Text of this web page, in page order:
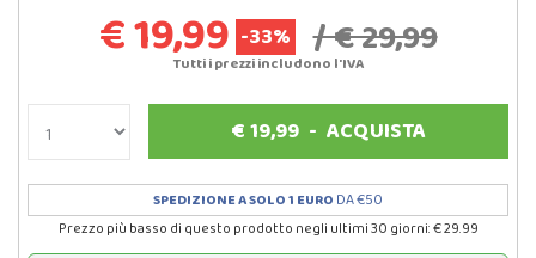
€ 19,99 -33% / € 29,99
Tutti i prezzi includono l'IVA
€19,99- ACQUISTA
SPEDIZIONE A SOLO 1 EURO DA €50
Prezzo più basso di questo prodotto negli ultimi 30 giorni: € 29.99